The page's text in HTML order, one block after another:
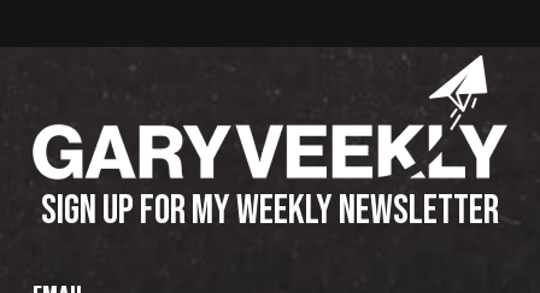
SIGN UP FOR MY WEEKLY NEWSLETTER